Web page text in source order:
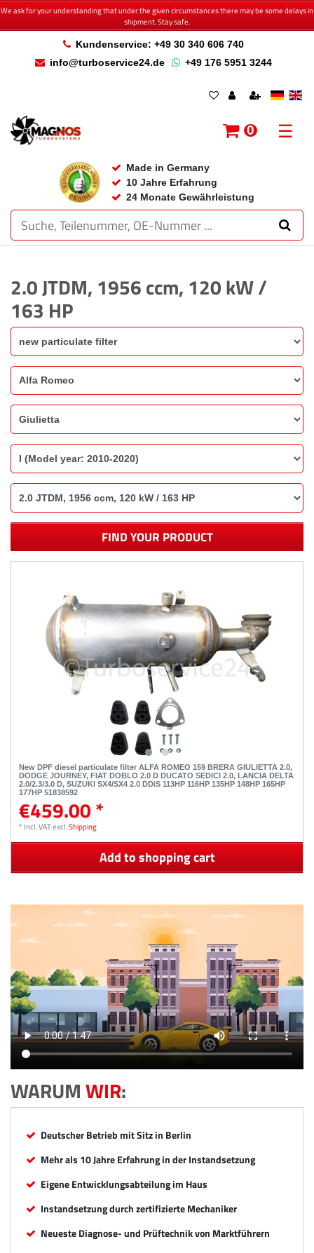
We ask for your understanding that under the given circumstances there may be some delays in
shipment. Stay safe.
Kundenservice: +49 30 340 606 740
info@turboservice24.de
+49 176 5951 3244
Made in Germany
10 Jahre Erfahrung
24 Monate Gewährleistung
0 ☰
2.0 JTDM, 1956 ccm, 120 kW /
163 HP
FIND YOUR PRODUCT
New DPF diesel particulate filter ALFA ROMEO 159 BRERA GIULIETTA 2.0,
DODGE JOURNEY, FIAT DOBLO 2.0 D DUCATO SEDICI 2.0, LANCIA DELTA
2.0/2.3/3.0 D, SUZUKI SX4/SX4 2.0 DDiS 113HP 116HP 135HP 148HP 165HP
177HP 51838592
€459.00 *
* Incl. VATexcl.Shipping
Add to shopping cart
WARUMWIR:
Deutscher Betrieb mit Sitz in Berlin
Mehr als 10 Jahre Erfahrung in der Instandsetzung
Eigene Entwicklungsabteilung im Haus
Instandsetzung durch zertifizierte Mechaniker
Neueste Diagnose- und Prüftechnik von Marktführern